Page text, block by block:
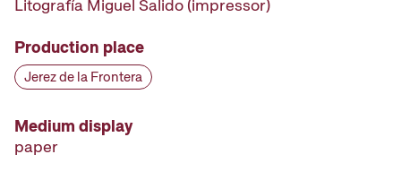
Litografía Miguel Salido (impressor)
Production place
Jerez de la Frontera
Medium display
paper